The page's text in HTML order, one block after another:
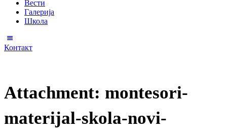
Вести
Галерија
Школа
Контакт
Attachment: montesori-
materijal-skola-novi-